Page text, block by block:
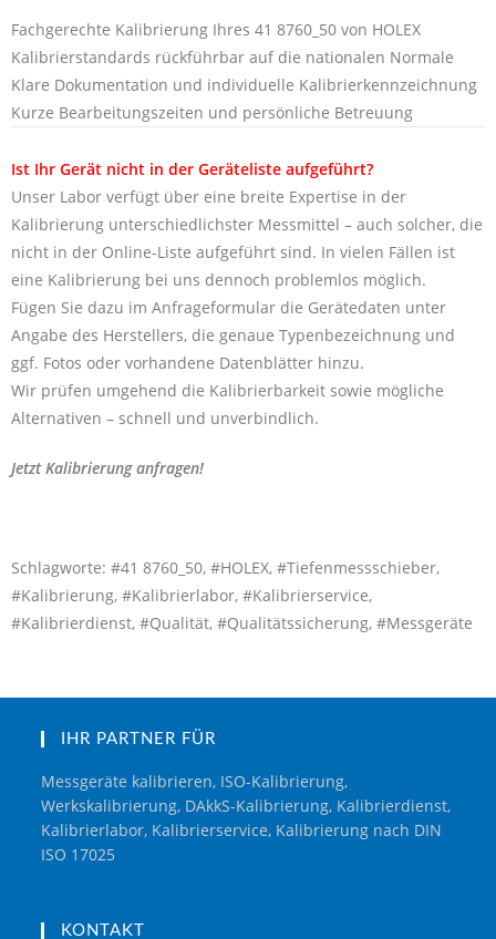
Fachgerechte Kalibrierung Ihres 41 8760_50 von HOLEX
Kalibrierstandards rückführbar auf die nationalen Normale
Klare Dokumentation und individuelle Kalibrierkennzeichnung
Kurze Bearbeitungszeiten und persönliche Betreuung
Ist Ihr Gerät nicht in der Geräteliste aufgeführt?
Unser Labor verfügt über eine breite Expertise in der
Kalibrierung unterschiedlichster Messmittel – auch solcher, die
nicht in der Online-Liste aufgeführt sind. In vielen Fällen ist
eine Kalibrierung bei uns dennoch problemlos möglich.
Fügen Sie dazu im Anfrageformular die Gerätedaten unter
Angabe des Herstellers, die genaue Typenbezeichnung und
ggf. Fotos oder vorhandene Datenblätter hinzu.
Wir prüfen umgehend die Kalibrierbarkeit sowie mögliche
Alternativen – schnell und unverbindlich.
Jetzt Kalibrierung anfragen!
Schlagworte: #41 8760_50, #HOLEX, #Tiefenmessschieber,
#Kalibrierung, #Kalibrierlabor, #Kalibrierservice,
#Kalibrierdienst, #Qualität, #Qualitätssicherung, #Messgeräte
IHR PARTNER FÜR
Messgeräte kalibrieren, ISO-Kalibrierung,
Werkskalibrierung, DAkkS-Kalibrierung, Kalibrierdienst,
Kalibrierlabor, Kalibrierservice, Kalibrierung nach DIN
ISO 17025
KONTAKT